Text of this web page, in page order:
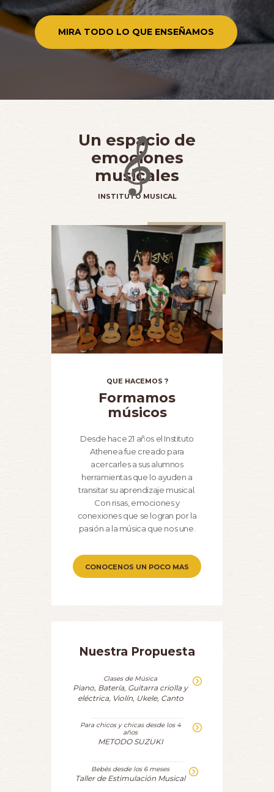
MIRA TODO LO QUE ENSEÑAMOS
Un espacio de
emociones
musicales
INSTITUTO MUSICAL
QUE HACEMOS ?
Formamos
músicos
Desde hace 21 años el Instituto
Athenea fue creado para
acercarles a sus alumnos
herramientas que lo ayuden a
transitar su aprendizaje musical.
Con risas, emociones y
conexiones que se logran por la
pasión a la música que nos une.
CONOCENOS UN POCO MAS
Nuestra Propuesta
Clases de Música
Piano, Batería, Guitarra criolla y
eléctrica, Violín, Ukele, Canto
Para chicos y chicas desde los 4
años
METODO SUZUKI
Bebés desde los 6 meses
Taller de Estimulación Musical